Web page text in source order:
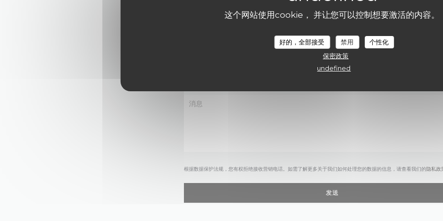
这个网站使用cookie， 并让您可以控制想要激活的内容。
好的，全部接受 禁用
个性化
保密政策
undefined
请填写下面的表格!
根据数据保护法规，您有权拒绝接收营销电话。如需了解更多关于我们如何处理您的数据的信息，请查看我们的隐私政